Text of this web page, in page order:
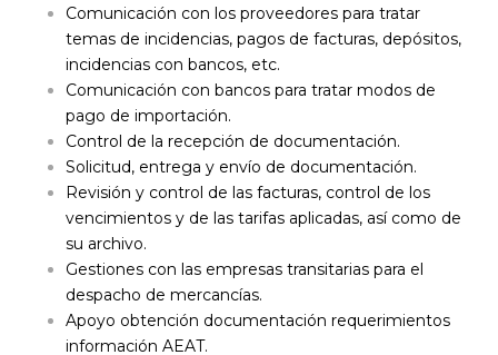
Comunicación con los proveedores para tratar
temas de incidencias, pagos de facturas, depósitos,
incidencias con bancos, etc.
Comunicación con bancos para tratar modos de
pago de importación.
Control de la recepción de documentación.
Solicitud, entrega y envío de documentación.
Revisión y control de las facturas, control de los
vencimientos y de las tarifas aplicadas, así como de
su archivo.
Gestiones con las empresas transitarias para el
despacho de mercancías.
Apoyo obtención documentación requerimientos
información AEAT.